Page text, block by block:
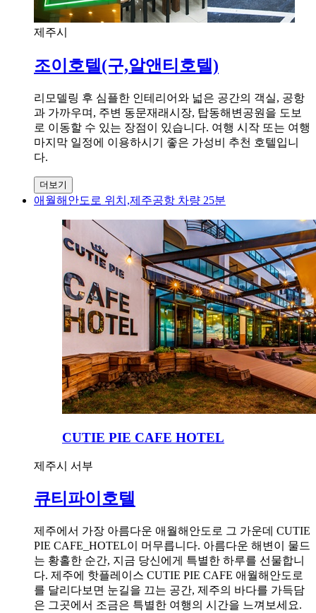
제주시
조이호텔(구,알앤티호텔)
리모델링 후 심플한 인테리어와 넓은 공간의 객실, 공항
과 가까우며, 주변 동문재래시장, 탑동해변공원을 도보
로 이동할 수 있는 장점이 있습니다. 여행 시작 또는 여행
마지막 일정에 이용하시기 좋은 가성비 추천 호텔입니
다.
더보기
애월해안도로 위치,제주공항 차량 25분
CUTIE PIE CAFE HOTEL
제주시 서부
큐티파이호텔
제주에서 가장 아름다운 애월해안도로 그 가운데 CUTIE
PIE CAFE_HOTEL이 머무릅니다. 아름다운 해변이 물드
는 황홀한 순간, 지금 당신에게 특별한 하루를 선물합니
다. 제주에 핫플레이스 CUTIE PIE CAFE 애월해안도로
를 달리다보면 눈길을 끄는 공간, 제주의 바다를 가득담
은 그곳에서 조금은 특별한 여행의 시간을 느껴보세요.